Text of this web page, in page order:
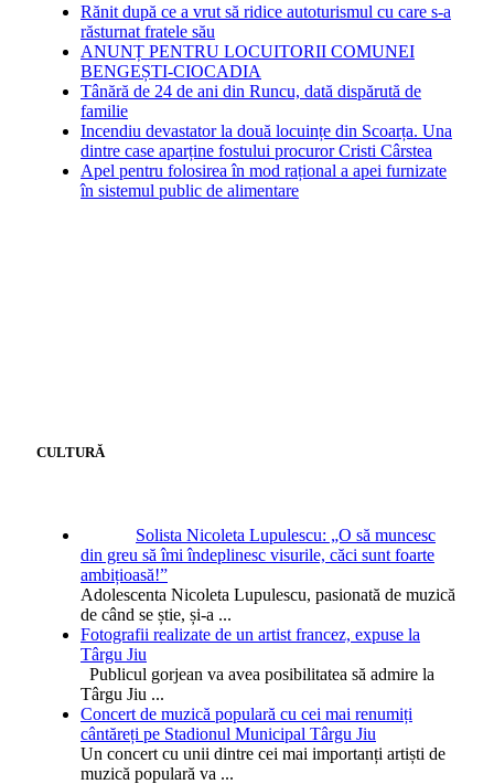
Rănit după ce a vrut să ridice autoturismul cu care s-a
răsturnat fratele său
ANUNȚ PENTRU LOCUITORII COMUNEI
BENGEȘTI-CIOCADIA
Tânără de 24 de ani din Runcu, dată dispărută de
familie
Incendiu devastator la două locuințe din Scoarța. Una
dintre case aparține fostului procuror Cristi Cârstea
Apel pentru folosirea în mod rațional a apei furnizate
în sistemul public de alimentare
CULTURĂ
Solista Nicoleta Lupulescu: „O să muncesc
din greu să îmi îndeplinesc visurile, căci sunt foarte
ambițioasă!”
Adolescenta Nicoleta Lupulescu, pasionată de muzică
de când se știe, și-a ...
Fotografii realizate de un artist francez, expuse la
Târgu Jiu
Publicul gorjean va avea posibilitatea să admire la
Târgu Jiu ...
Concert de muzică populară cu cei mai renumiți
cântăreți pe Stadionul Municipal Târgu Jiu
Un concert cu unii dintre cei mai importanți artiști de
muzică populară va ...